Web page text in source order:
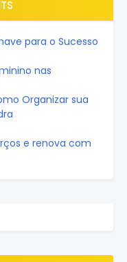
para o Sucesso
nas
Organizar sua
e renova com